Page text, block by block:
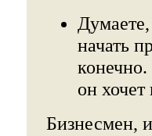
начать
он хочет
Бизнесмен,